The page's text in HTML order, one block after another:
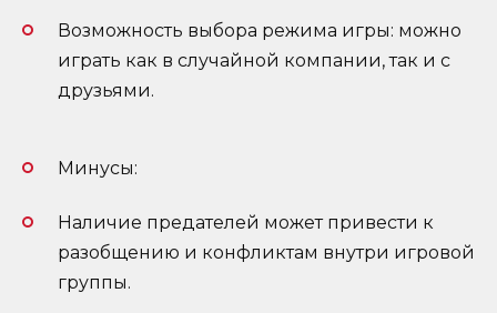
Возможность выбора режима игры: можно
играть как в случайной компании, так и с
друзьями.
Минусы:
Наличие предателей может привести к
разобщению и конфликтам внутри игровой
группы.